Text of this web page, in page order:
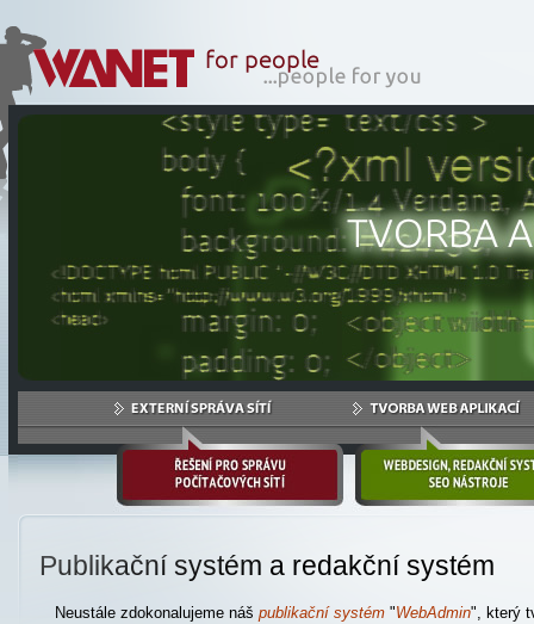
Publikační systém a redakční systém
Neustále zdokonalujeme náš publikační systém "WebAdmin", který